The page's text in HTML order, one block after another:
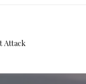
Attack